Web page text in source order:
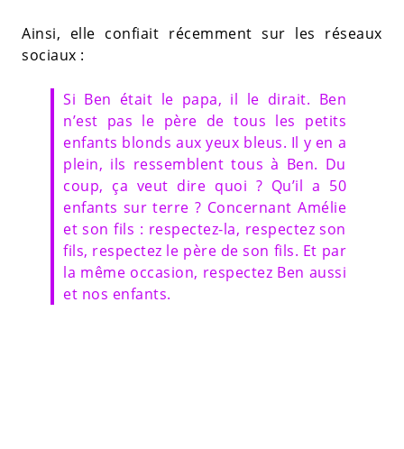
Ainsi, elle confiait récemment sur les réseaux
sociaux :
Si Ben était le papa, il le dirait. Ben
n’est pas le père de tous les petits
enfants blonds aux yeux bleus. Il y en a
plein, ils ressemblent tous à Ben. Du
coup, ça veut dire quoi ? Qu’il a 50
enfants sur terre ? Concernant Amélie
et son fils : respectez-la, respectez son
fils, respectez le père de son fils. Et par
la même occasion, respectez Ben aussi
et nos enfants.